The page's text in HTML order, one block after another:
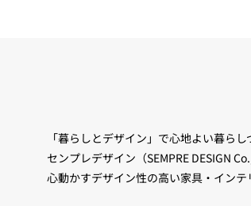
「暮らしとデザイン」で心地よい暮ら
センプレデザイン（SEMPRE DESIGN
心動かすデザイン性の高い家具・インテ